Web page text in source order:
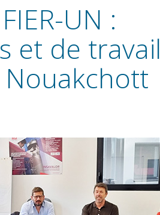
UN :
et de travail
Nouakchott